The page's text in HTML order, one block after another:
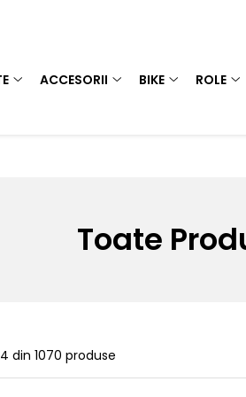
ACCESORII BIKE ROLE
Toate
din 1070 produse